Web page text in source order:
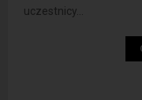
uczestnicy...